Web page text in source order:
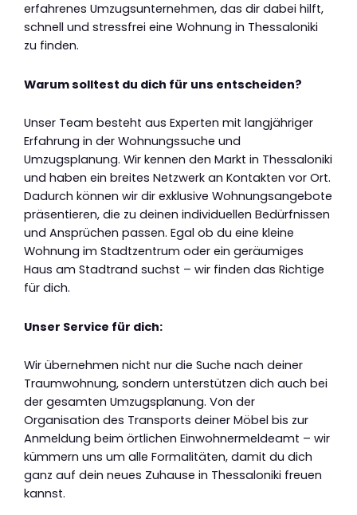
erfahrenes Umzugsunternehmen, das dir dabei hilft,
schnell und stressfrei eine Wohnung in Thessaloniki
zu finden.
Warum solltest du dich für uns entscheiden?
Unser Team besteht aus Experten mit langjähriger
Erfahrung in der Wohnungssuche und
Umzugsplanung. Wir kennen den Markt in Thessaloniki
und haben ein breites Netzwerk an Kontakten vor Ort.
Dadurch können wir dir exklusive Wohnungsangebote
präsentieren, die zu deinen individuellen Bedürfnissen
und Ansprüchen passen. Egal ob du eine kleine
Wohnung im Stadtzentrum oder ein geräumiges
Haus am Stadtrand suchst – wir finden das Richtige
für dich.
Unser Service für dich:
Wir übernehmen nicht nur die Suche nach deiner
Traumwohnung, sondern unterstützen dich auch bei
der gesamten Umzugsplanung. Von der
Organisation des Transports deiner Möbel bis zur
Anmeldung beim örtlichen Einwohnermeldeamt – wir
kümmern uns um alle Formalitäten, damit du dich
ganz auf dein neues Zuhause in Thessaloniki freuen
kannst.